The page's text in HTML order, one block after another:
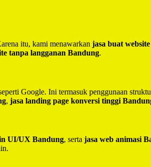
itu, kami menawarkan jasa buat
tanpa langganan Bandung.
Google. Ini termasuk penggunaan
, jasa landing page konversi tinggi
UI/UX Bandung, serta jasa web animasi